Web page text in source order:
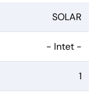
SOLAR
- Intet -
1